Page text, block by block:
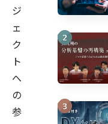
ジ
ェ
ク
ト
へ
の
参